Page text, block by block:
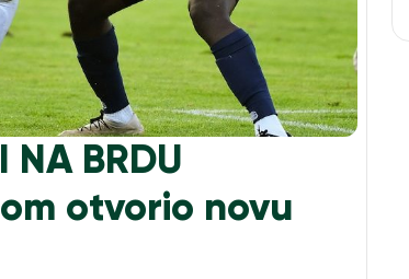
NA BRDU
otvorio novu